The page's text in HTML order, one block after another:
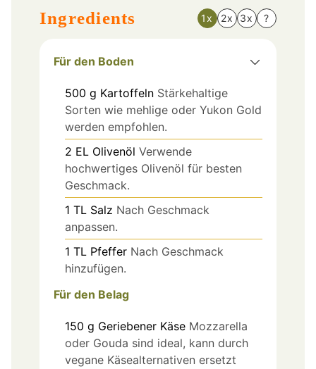
Ingredients 1x 2x 3x ?
Für den Boden
500 g Kartoffeln Stärkehaltige
Sorten wie mehlige oder Yukon Gold
werden empfohlen.
2 EL Olivenöl Verwende
hochwertiges Olivenöl für besten
Geschmack.
1 TL Salz Nach Geschmack
anpassen.
1 TL Pfeffer Nach Geschmack
hinzufügen.
Für den Belag
150 g Geriebener Käse Mozzarella
oder Gouda sind ideal, kann durch
vegane Käsealternativen ersetzt